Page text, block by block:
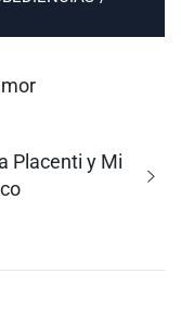
Placenti y Mi